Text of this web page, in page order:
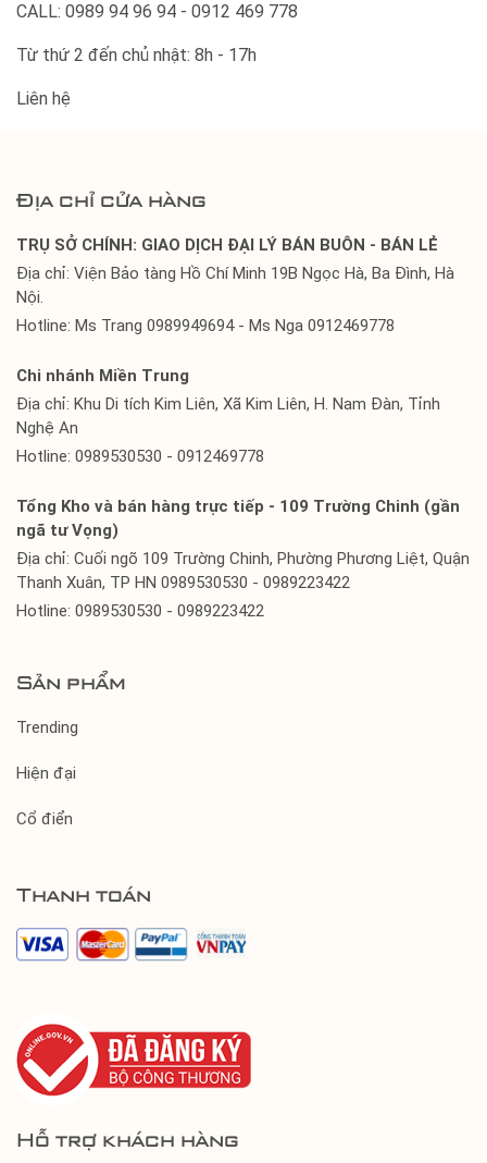
CALL: 0989 94 96 94 - 0912 469 778
Từ thứ 2 đến chủ nhật: 8h - 17h
Liên hệ
Địa chỉ cửa hàng
TRỤ SỞ CHÍNH: GIAO DỊCH ĐẠI LÝ BÁN BUÔN - BÁN LẺ
Địa chỉ: Viện Bảo tàng Hồ Chí Minh 19B Ngọc Hà, Ba Đình, Hà
Nội.
Hotline: Ms Trang 0989949694 - Ms Nga 0912469778
Chi nhánh Miền Trung
Địa chỉ: Khu Di tích Kim Liên, Xã Kim Liên, H. Nam Đàn, Tỉnh
Nghệ An
Hotline: 0989530530 - 0912469778
Tổng Kho và bán hàng trực tiếp - 109 Trường Chinh (gần
ngã tư Vọng)
Địa chỉ: Cuối ngõ 109 Trường Chinh, Phường Phương Liệt, Quận
Thanh Xuân, TP HN 0989530530 - 0989223422
Hotline: 0989530530 - 0989223422
Sản phẩm
Trending
Hiện đại
Cổ điển
Thanh toán
Hỗ trợ khách hàng